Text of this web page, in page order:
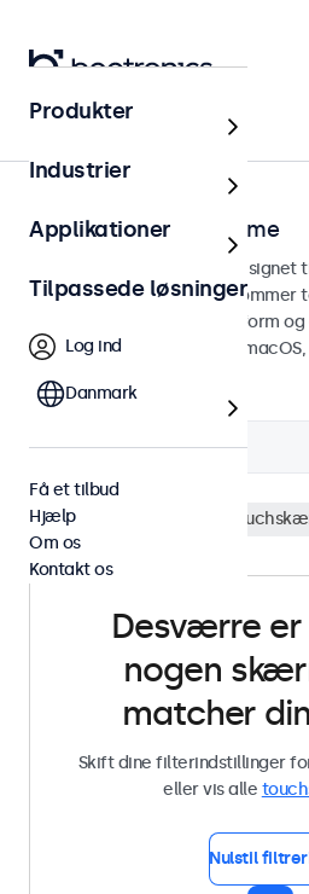
Hjem
8 tommer touchskærme
8 tommer touchskærme designet
kontinuerlig brug. Disse 8-
at integrere i enhver brugsform
kompatible med Windows, macOS,
Filter (0)
BNC (CVBS) 8 tommer
Desværre er
nogen
matcher
Skift dine filterindstillinger
eller vis alle
Nulstil
Produkter
Industrier
Applikationer
Tilpassede løsninger
Log ind
Danmark
Få et tilbud
Hjælp
Om os
Kontakt os